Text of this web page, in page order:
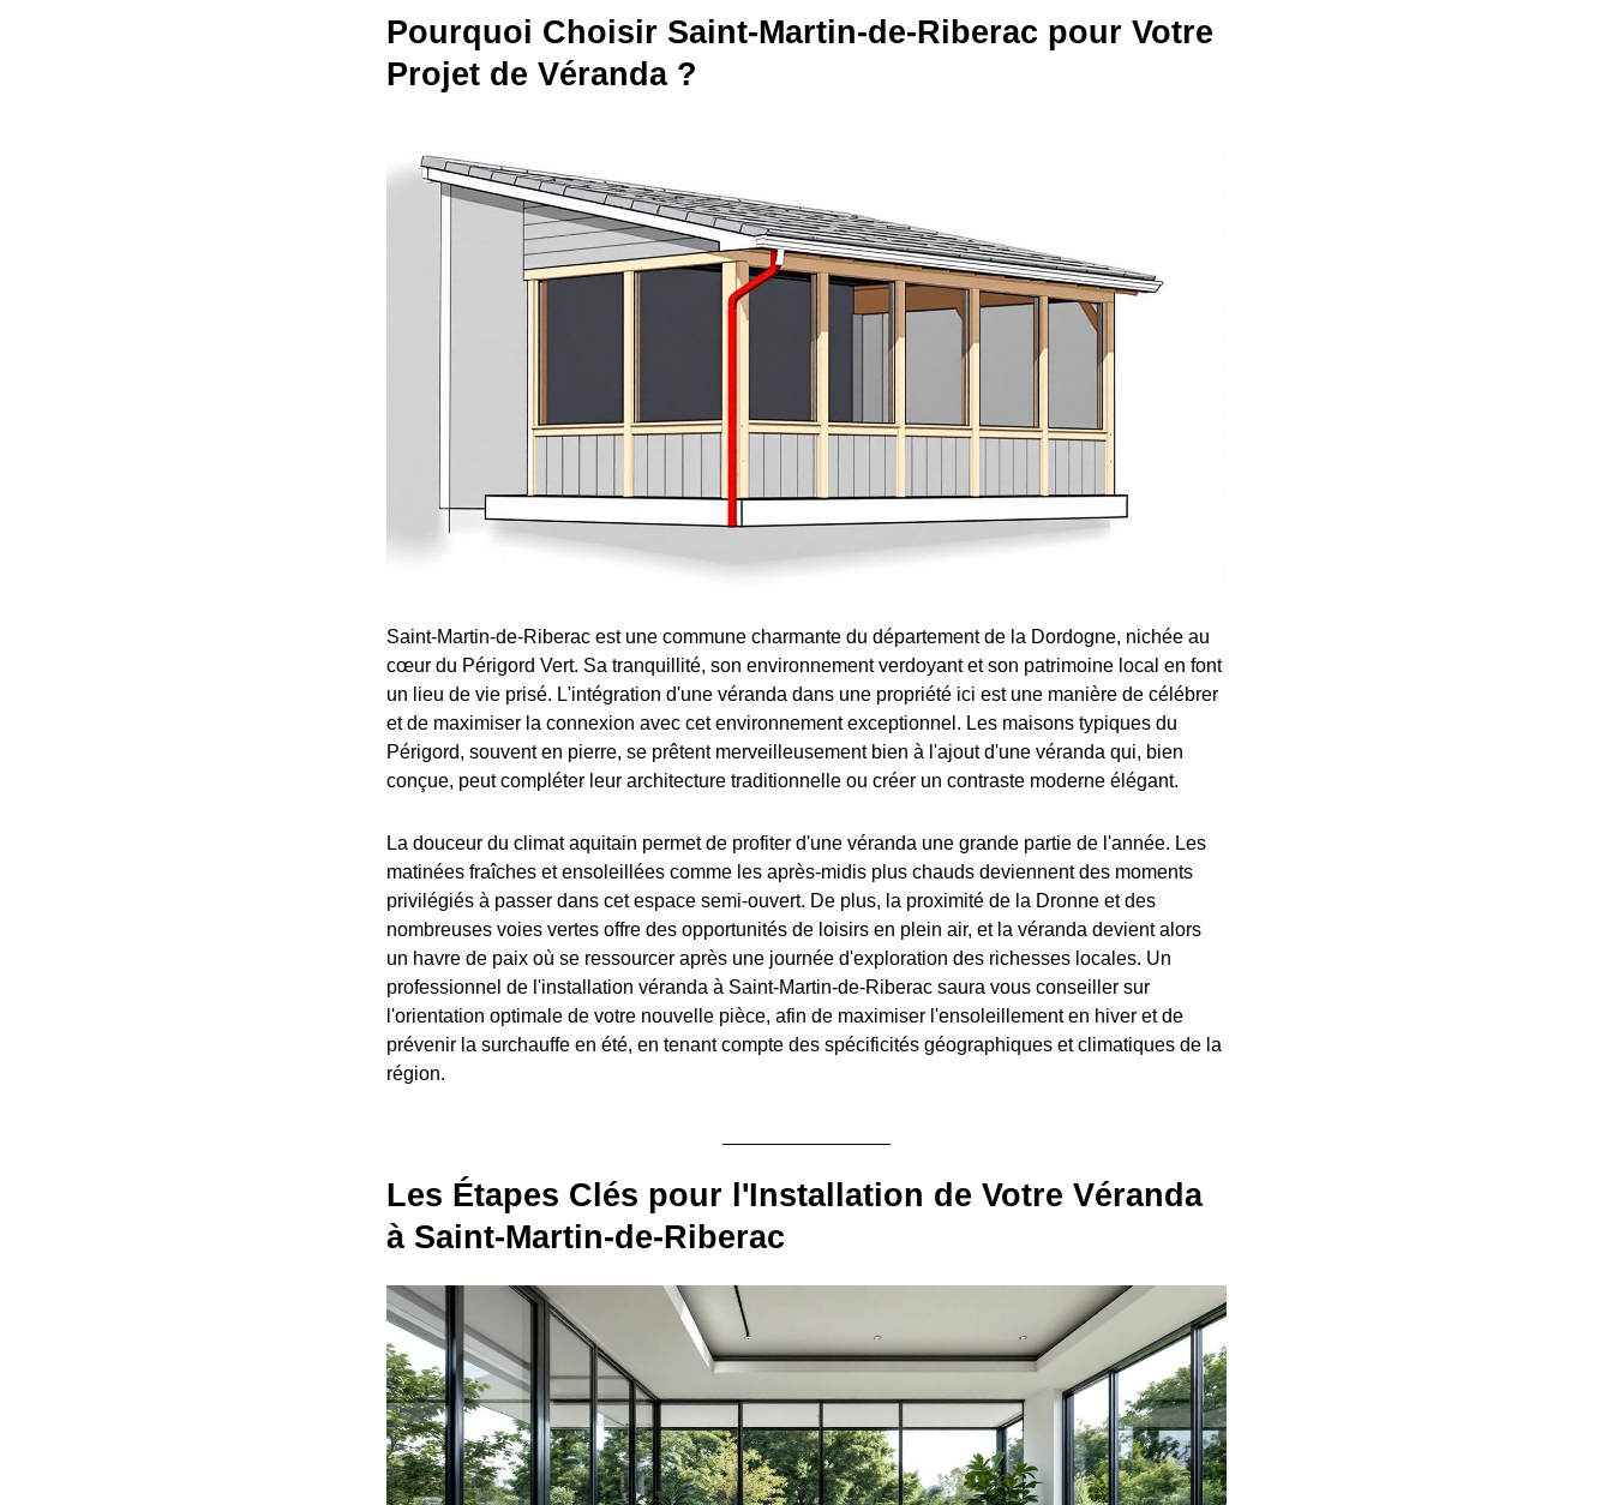
Pourquoi Choisir Saint-Martin-de-Riberac pour Votre
Projet de Véranda ?
Saint-Martin-de-Riberac est une commune charmante du département de la Dordogne, nichée au
cœur du Périgord Vert. Sa tranquillité, son environnement verdoyant et son patrimoine local en font
un lieu de vie prisé. L'intégration d'une véranda dans une propriété ici est une manière de célébrer
et de maximiser la connexion avec cet environnement exceptionnel. Les maisons typiques du
Périgord, souvent en pierre, se prêtent merveilleusement bien à l'ajout d'une véranda qui, bien
conçue, peut compléter leur architecture traditionnelle ou créer un contraste moderne élégant.
La douceur du climat aquitain permet de profiter d'une véranda une grande partie de l'année. Les
matinées fraîches et ensoleillées comme les après-midis plus chauds deviennent des moments
privilégiés à passer dans cet espace semi-ouvert. De plus, la proximité de la Dronne et des
nombreuses voies vertes offre des opportunités de loisirs en plein air, et la véranda devient alors
un havre de paix où se ressourcer après une journée d'exploration des richesses locales. Un
professionnel de l'installation véranda à Saint-Martin-de-Riberac saura vous conseiller sur
l'orientation optimale de votre nouvelle pièce, afin de maximiser l'ensoleillement en hiver et de
prévenir la surchauffe en été, en tenant compte des spécificités géographiques et climatiques de la
région.
Les Étapes Clés pour l'Installation de Votre Véranda
à Saint-Martin-de-Riberac